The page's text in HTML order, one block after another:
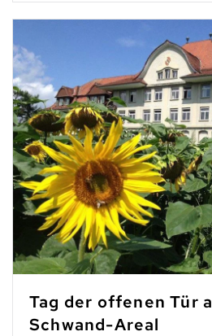
Tag der offenen Tür
Schwand-Areal